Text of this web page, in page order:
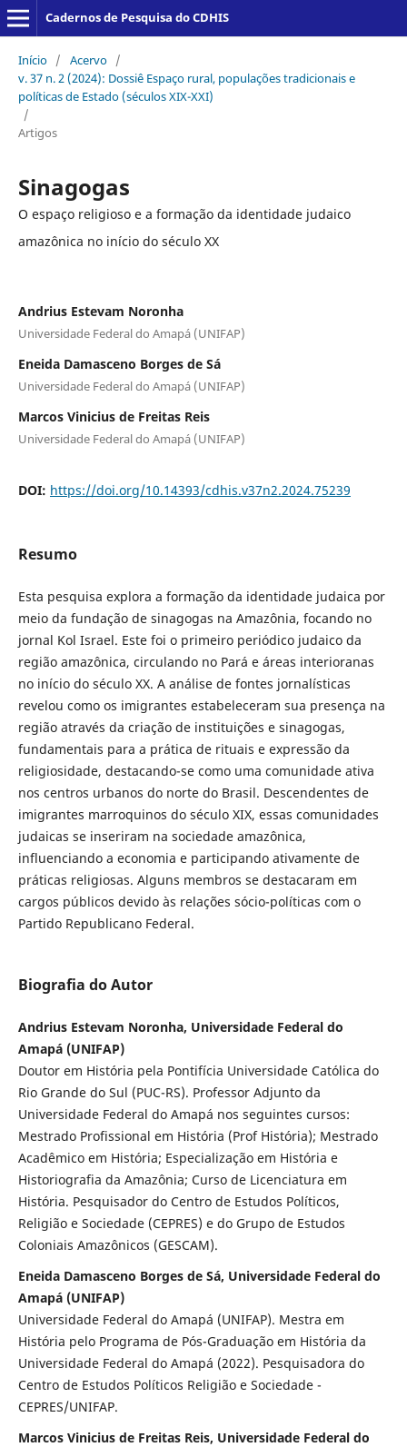
Cadernos de Pesquisa do CDHIS
Início / Acervo /
v. 37 n. 2 (2024): Dossiê Espaço rural, populações tradicionais e
políticas de Estado (séculos XIX-XXI)
/
Artigos
Sinagogas
O espaço religioso e a formação da identidade judaico
amazônica no início do século XX
Andrius Estevam Noronha
Universidade Federal do Amapá (UNIFAP)
Eneida Damasceno Borges de Sá
Universidade Federal do Amapá (UNIFAP)
Marcos Vinicius de Freitas Reis
Universidade Federal do Amapá (UNIFAP)
DOI: https://doi.org/10.14393/cdhis.v37n2.2024.75239
Resumo
Esta pesquisa explora a formação da identidade judaica por
meio da fundação de sinagogas na Amazônia, focando no
jornal Kol Israel. Este foi o primeiro periódico judaico da
região amazônica, circulando no Pará e áreas interioranas
no início do século XX. A análise de fontes jornalísticas
revelou como os imigrantes estabeleceram sua presença na
região através da criação de instituições e sinagogas,
fundamentais para a prática de rituais e expressão da
religiosidade, destacando-se como uma comunidade ativa
nos centros urbanos do norte do Brasil. Descendentes de
imigrantes marroquinos do século XIX, essas comunidades
judaicas se inseriram na sociedade amazônica,
influenciando a economia e participando ativamente de
práticas religiosas. Alguns membros se destacaram em
cargos públicos devido às relações sócio-políticas com o
Partido Republicano Federal.
Biografia do Autor
Andrius Estevam Noronha, Universidade Federal do
Amapá (UNIFAP)
Doutor em História pela Pontifícia Universidade Católica do
Rio Grande do Sul (PUC-RS). Professor Adjunto da
Universidade Federal do Amapá nos seguintes cursos:
Mestrado Profissional em História (Prof História); Mestrado
Acadêmico em História; Especialização em História e
Historiografia da Amazônia; Curso de Licenciatura em
História. Pesquisador do Centro de Estudos Políticos,
Religião e Sociedade (CEPRES) e do Grupo de Estudos
Coloniais Amazônicos (GESCAM).
Eneida Damasceno Borges de Sá, Universidade Federal do
Amapá (UNIFAP)
Universidade Federal do Amapá (UNIFAP). Mestra em
História pelo Programa de Pós-Graduação em História da
Universidade Federal do Amapá (2022). Pesquisadora do
Centro de Estudos Políticos Religião e Sociedade -
CEPRES/UNIFAP.
Marcos Vinicius de Freitas Reis, Universidade Federal do